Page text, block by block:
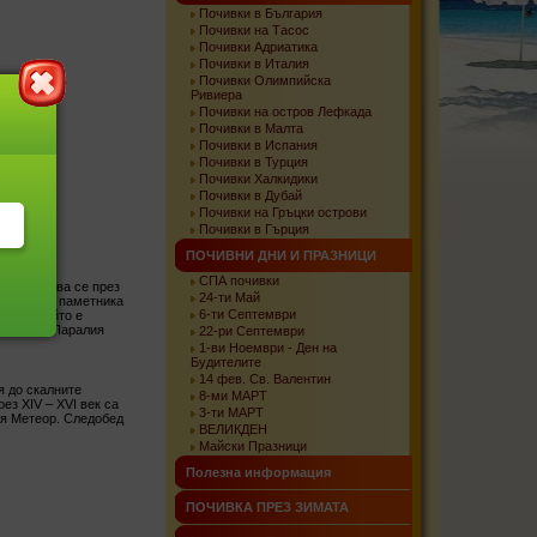
минава се през
кула, паметника
в който е
към Паралия
до скалните
ХІV – ХVІ век са
Метеор. Следобед
Почивки в България
Почивки на Тасос
Почивки Адриатика
Почивки в Италия
Почивки Олимпийска
Ривиера
Почивки на остров Лефкада
Почивки в Малта
Почивки в Испания
Почивки в Турция
Почивки Халкидики
Почивки в Дубай
Почивки на Гръцки острови
Почивки в Гърция
ПОЧИВНИ ДНИ И ПРАЗНИЦИ
СПА почивки
24-ти Май
6-ти Септември
22-ри Септември
1-ви Ноември - Ден на
Будителите
14 фев. Св. Валентин
8-ми МАРТ
3-ти МАРТ
ВЕЛИКДЕН
Майски Празници
Полезна информация
ПОЧИВКА ПРЕЗ ЗИМАТА